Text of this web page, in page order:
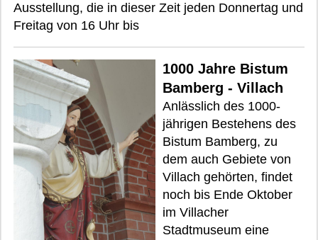
Ausstellung, die in dieser Zeit jeden Donnertag und
Freitag von 16 Uhr bis
1000 Jahre Bistum
Bamberg - Villach
Anlässlich des 1000-
jährigen Bestehens des
Bistum Bamberg, zu
dem auch Gebiete von
Villach gehörten, findet
noch bis Ende Oktober
im Villacher
Stadtmuseum eine